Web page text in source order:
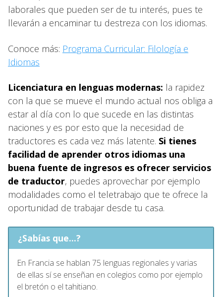
laborales que pueden ser de tu interés, pues te
llevarán a encaminar tu destreza con los idiomas.
Conoce más: Programa Curricular: Filología e
Idiomas
Licenciatura en lenguas modernas: la rapidez
con la que se mueve el mundo actual nos obliga a
estar al día con lo que sucede en las distintas
naciones y es por esto que la necesidad de
traductores es cada vez más latente. Si tienes
facilidad de aprender otros idiomas una
buena fuente de ingresos es ofrecer servicios
de traductor, puedes aprovechar por ejemplo
modalidades como el teletrabajo que te ofrece la
oportunidad de trabajar desde tu casa.
¿Sabías que...?
En Francia se hablan 75 lenguas regionales y varias
de ellas sí se enseñan en colegios como por ejemplo
el bretón o el tahitiano.